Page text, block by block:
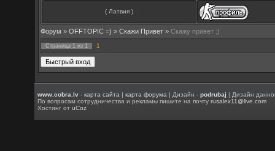
( Латвия )
Форум » OFFTOPIC =) » Скажи Привет » Скажу привет :)
Страница 1 из 1 1
www.cobra.lv -карта сайта |карта форума | Дизайн -podrubaj | Дизайн
По вопросам сотрудничества и рекламы пишите на почтуrusalex11@live.com
Хостинг отuCoz